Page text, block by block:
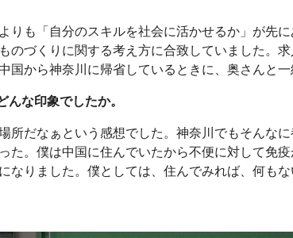
りも「自分のスキルを社会に活かせるか」が先
のづくりに関する考え方に合致していました。
国から神奈川に帰省しているときに、奥さんと
んな印象でしたか。
所だなぁという感想でした。神奈川でもそんな
た。僕は中国に住んでいたから不便に対して免
なりました。僕としては、住んでみれば、何も